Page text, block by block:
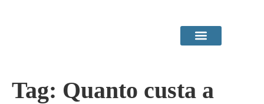
Tag: Quanto custa a